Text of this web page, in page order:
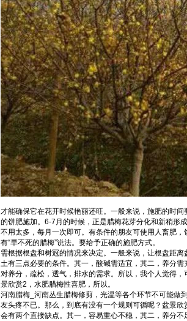
才能确保它在花开时候艳丽还旺。一般来说，施肥的时
的饼肥施加。6-7月的时候，正是腊梅花芽分化和新稍形
不用太多，每月一次即可。有条件的朋友可使用人畜肥
有“旱不死的腊梅”说法。要给予正确的施肥方式。
需根据根盘和树冠的情况来决定。一般来说，让根盘距
土有三点必要的条件。其一，酸碱需适宜，其二，养分
对养分，疏松，透气，排水的需求。所以，我个人觉得
景欣赏2，水肥腊梅性喜肥，所以。
河南腊梅_河南丛生腊梅修剪，光温等各个环节不可能做
友头疼不已。那么，到底有没有一个规则可循呢？盆景
会有两个直接缺点。其一，容易重心不稳，其二，养分